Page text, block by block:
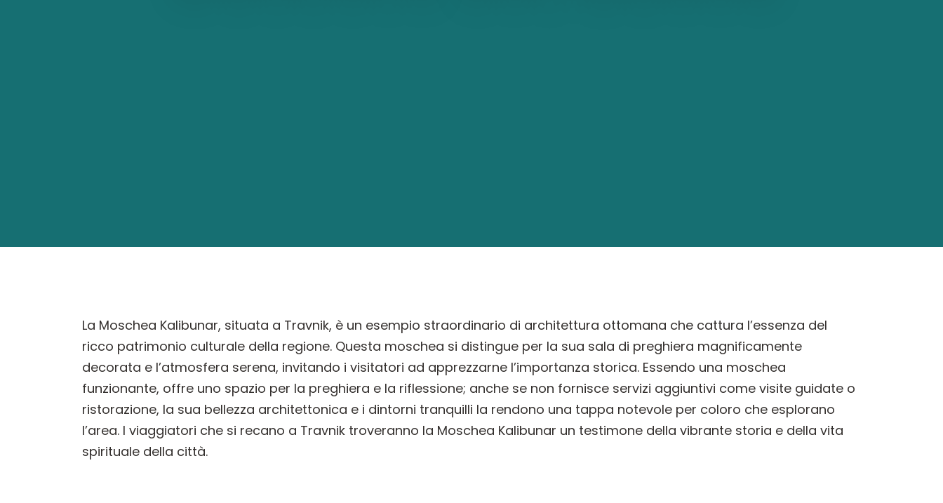
La Moschea Kalibunar, situata a Travnik, è un esempio straordinario di architettura ottomana che cattura l’essenza del
ricco patrimonio culturale della regione. Questa moschea si distingue per la sua sala di preghiera magnificamente
decorata e l’atmosfera serena, invitando i visitatori ad apprezzarne l’importanza storica. Essendo una moschea
funzionante, offre uno spazio per la preghiera e la riflessione; anche se non fornisce servizi aggiuntivi come visite guidate o
ristorazione, la sua bellezza architettonica e i dintorni tranquilli la rendono una tappa notevole per coloro che esplorano
l’area. I viaggiatori che si recano a Travnik troveranno la Moschea Kalibunar un testimone della vibrante storia e della vita
spirituale della città.